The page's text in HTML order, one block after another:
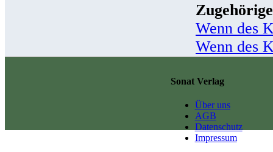
Wenn des
Wenn des
Sonat Verlag
Über uns
AGB
Datenschutz
Impressum